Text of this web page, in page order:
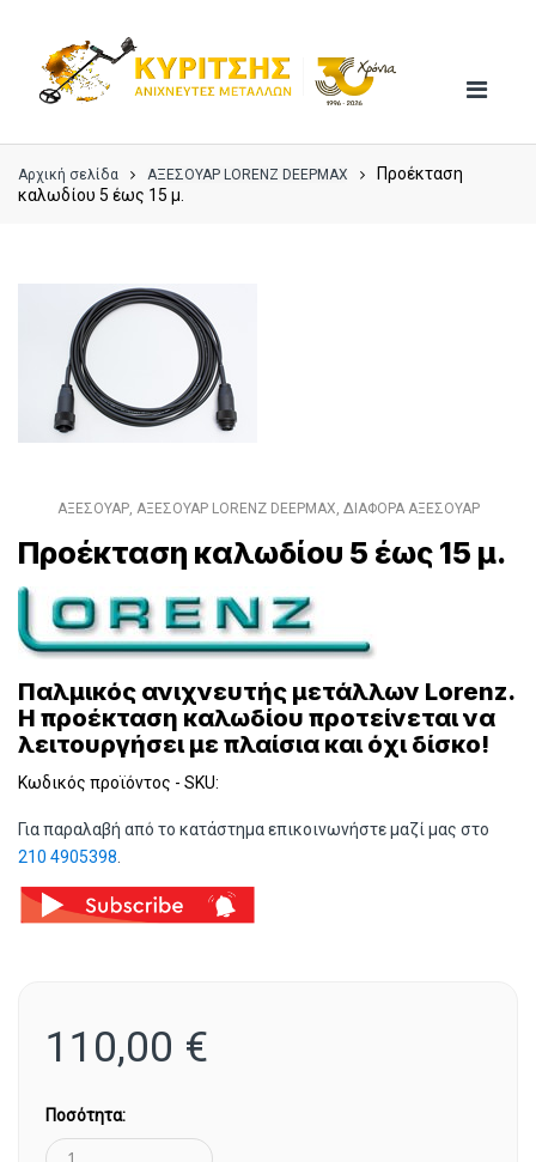
navigation
content
Αρχική σελίδα ΑΞΕΣΟΥΑΡ LORENZ DEEPMAX
Προέκταση
καλωδίου 5 έως 15 μ.
ΑΞΕΣΟΥΑΡ, ΑΞΕΣΟΥΑΡ LORENZ DEEPMAX ΔΙΑΦΟΡΑ ΑΞΕΣΟΥΑΡ
Προέκταση καλωδίου 5 έως 15 μ.
Παλμικός ανιχνευτής μετάλλων Lorenz.
Η προέκταση καλωδίου προτείνεται να
λειτουργήσει με πλαίσια και όχι δίσκο!
Κωδικός προϊόντος - SKU:
Για παραλαβή από το κατάστημα επικοινωνήστε μαζί μας στο
210 4905398
110,00 €
Ποσότητα: